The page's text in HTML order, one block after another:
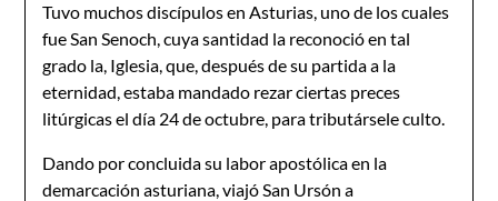
Tuvo muchos discípulos en Asturias, uno de los cuales
fue San Senoch, cuya santidad la reconoció en tal
grado la, Iglesia, que, después de su partida a la
eternidad, estaba man­dado rezar ciertas preces
litúrgicas el día 24 de octubre, para tributársele culto.
Dando por concluida su labor apostólica en la
demarcación asturiana, viajó San Ursón a